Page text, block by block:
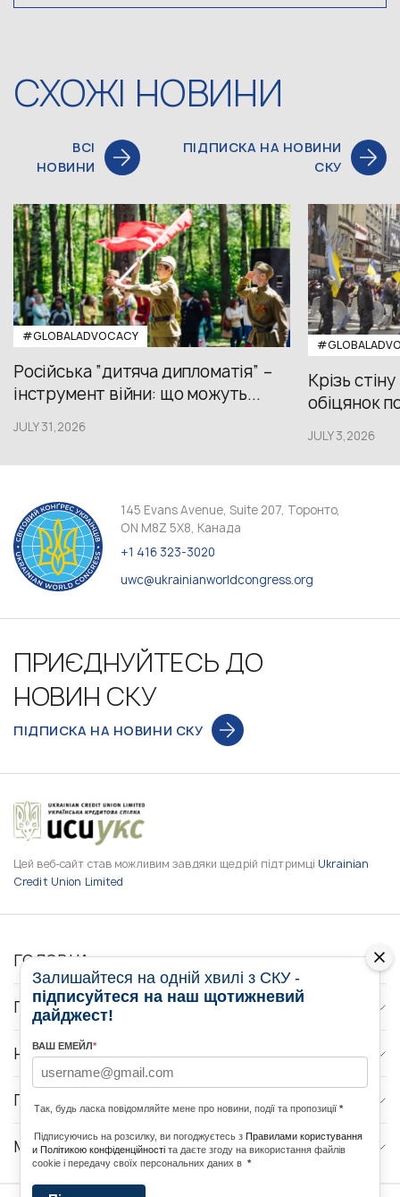
СХОЖІ НОВИНИ
ВСІ
НОВИНИ
ПІДПИСКА НА НОВИНИ
СКУ
#GLOBALADVOCACY
Російська “дитяча дипломатія” –
інструмент війни: що можуть...
JULY 31,2026
Крізь
обіцянок
JULY 3,2026
145 Evans Avenue, Suite 207, Торонто,
ON M8Z 5X8, Канада
+1 416 323-3020
uwc@ukrainianworldcongress.org
ПРИЄДНУЙТЕСЬ ДО
НОВИН СКУ
ПІДПИСКА НА НОВИНИ СКУ
Цей веб-сайт став можливим завдяки щедрій підтримці Ukrainian
Credit Union Limited
ГОЛОВНА
ПРО НАС
НОВИНИ
ПРОГРАМИ
МЕДІА КОНТАКТИ
Залишайтеся на одній хвилі з СКУ -
підписуйтеся на наш щотижневий
дайджест!
ВАШ ЕМЕЙЛ*
Так, будь ласка повідомляйте мене про новини, події та пропозиції *
Підписуючись на розсилку, ви погоджуєтесь з Правилами користування
и Політикою конфіденційності та даєте згоду на використання файлів
cookie і передачу своїх персональних даних в *